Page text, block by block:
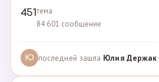
451тема
84 601 сообщение
Ю последней зашла Юлия Держак